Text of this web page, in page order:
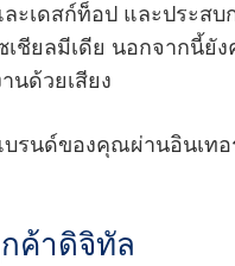
ะเดสก์ท็อป และประส
ชียลมีเดีย นอกจากนี้ยั
นด้วยเสียง
นด์ของคุณผ่านอินเทอ
ค้าดิจิทัล